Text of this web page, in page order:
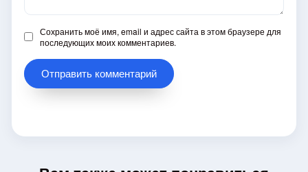
Сохранить моё имя, email и адрес сайта в этом браузере для
последующих моих комментариев.